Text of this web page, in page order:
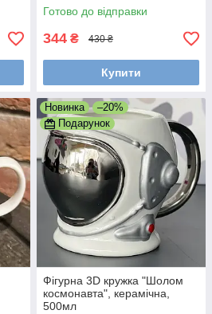
Готово до відправки
344 ₴ 430 ₴
Купити
Новинка
–20%
Подарунок
Фігурна 3D кружка "Шолом
космонавта", керамічна,
500мл